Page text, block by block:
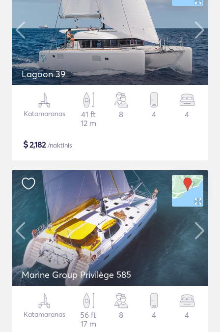
Lagoon 39
Katamaranas
41 ft
12 m
8 4 4
$2,182/naktinis
Marine Group Privilège 585
Katamaranas
56 ft
17 m
8 4 4